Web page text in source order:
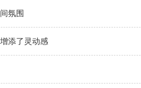
氛围
添了灵动感